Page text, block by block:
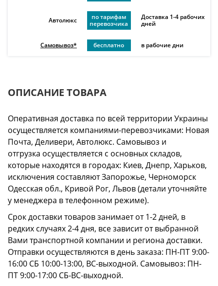
Автолюкс
по тарифам
перевозчика
Доставка 1-4 рабочих
дней
Самовывоз* бесплатно в рабочие дни
ОПИСАНИЕ ТОВАРА
Оперативная доставка по всей территории Украины
осуществляется компаниями-перевозчиками: Новая
Почта, Деливери, Автолюкс. Самовывоз и
отгрузка осуществляется с основных складов,
которые находятся в городах: Киев, Днепр, Харьков,
исключения составляют Запорожье, Черноморск
Одесская обл., Кривой Рог, Львов (детали уточняйте
у менеджера в телефонном режиме).
Срок доставки товаров занимает от 1-2 дней, в
редких случаях 2-4 дня, все зависит от выбранной
Вами транспортной компании и региона доставки.
Отправки осуществляются в день заказа: ПН-ПТ 9:00-
16:00 СБ 10:00-13:00, ВС-выходной. Самовывоз: ПН-
ПТ 9:00-17:00 СБ-ВС-выходной.